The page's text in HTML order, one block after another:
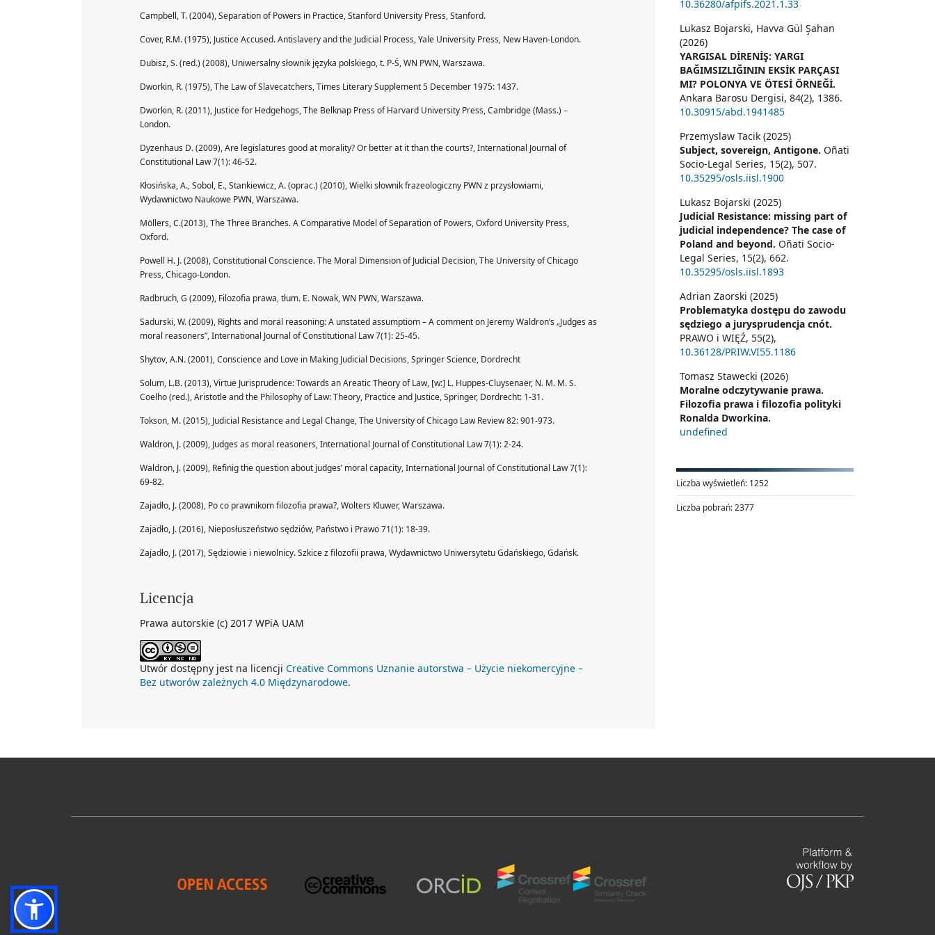
10.36280/afpifs.2021.1.33
Lukasz Bojarski, Havva Gül Şahan
(2026)
YARGISAL DİRENİŞ: YARGI
BAĞIMSIZLIĞININ EKSİK PARÇASI
MI? POLONYA VE ÖTESİ ÖRNEĞİ.
Ankara Barosu Dergisi, 84(2), 1386.
10.30915/abd.1941485
Przemyslaw Tacik (2025)
Subject, sovereign, Antigone. Oñati
Socio-Legal Series, 15(2), 507.
10.35295/osls.iisl.1900
Lukasz Bojarski (2025)
Judicial Resistance: missing part of
judicial independence? The case of
Poland and beyond. Oñati Socio-
Legal Series, 15(2), 662.
10.35295/osls.iisl.1893
Adrian Zaorski (2025)
Problematyka dostępu do zawodu
sędziego a jurysprudencja cnót.
PRAWO i WIĘŹ, 55(2),
10.36128/PRIW.VI55.1186
Tomasz Stawecki (2026)
Moralne odczytywanie prawa.
Filozofia prawa i filozofia polityki
Ronalda Dworkina.
undefined
Liczba wyświetleń: 1252
Liczba pobrań:2377
Campbell, T. (2004), Separation of Powers in Practice, Stanford University Press, Stanford.
Cover, R.M. (1975), Justice Accused. Antislavery and the Judicial Process, Yale University Press, New Haven-London.
Dubisz, S. (red.) (2008), Uniwersalny słownik języka polskiego, t. P-Ś, WN PWN, Warszawa.
Dworkin, R. (1975), The Law of Slavecatchers, Times Literary Supplement 5 December 1975: 1437.
Dworkin, R. (2011), Justice for Hedgehogs, The Belknap Press of Harvard University Press, Cambridge (Mass.) –
London.
Dyzenhaus D. (2009), Are legislatures good at morality? Or better at it than the courts?, International Journal of
Constitutional Law 7(1): 46-52.
Kłosińska, A., Sobol, E., Stankiewicz, A. (oprac.) (2010), Wielki słownik frazeologiczny PWN z przysłowiami,
Wydawnictwo Naukowe PWN, Warszawa.
Möllers, C.(2013), The Three Branches. A Comparative Model of Separation of Powers, Oxford University Press,
Oxford.
Powell H. J. (2008), Constitutional Conscience. The Moral Dimension of Judicial Decision, The University of Chicago
Press, Chicago-London.
Radbruch, G (2009), Filozofia prawa, tłum. E. Nowak, WN PWN, Warszawa.
Sadurski, W. (2009), Rights and moral reasoning: A unstated assumptiom – A comment on Jeremy Waldron’s „Judges as
moral reasoners”, International Journal of Constitutional Law 7(1): 25-45.
Shytov, A.N. (2001), Conscience and Love in Making Judicial Decisions, Springer Science, Dordrecht
Solum, L.B. (2013), Virtue Jurisprudence: Towards an Areatic Theory of Law, [w:] L. Huppes-Cluysenaer, N. M. M. S.
Coelho (red.), Aristotle and the Philosophy of Law: Theory, Practice and Justice, Springer, Dordrecht: 1-31.
Tokson, M. (2015), Judicial Resistance and Legal Change, The University of Chicago Law Review 82: 901-973.
Waldron, J. (2009), Judges as moral reasoners, International Journal of Constitutional Law 7(1): 2-24.
Waldron, J. (2009), Refinig the question about judges’ moral capacity, International Journal of Constitutional Law 7(1):
69-82.
Zajadło, J. (2008), Po co prawnikom filozofia prawa?, Wolters Kluwer, Warszawa.
Zajadło, J. (2016), Nieposłuszeństwo sędziów, Państwo i Prawo 71(1): 18-39.
Zajadło, J. (2017), Sędziowie i niewolnicy. Szkice z filozofii prawa, Wydawnictwo Uniwersytetu Gdańskiego, Gdańsk.
Licencja
Prawa autorskie (c) 2017 WPiA UAM
Utwór dostępny jest na licencji Creative Commons Uznanie autorstwa – Użycie niekomercyjne –
Bez utworów zależnych 4.0 Międzynarodowe.